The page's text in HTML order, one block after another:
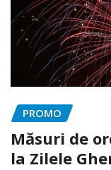
PROMO
Măsuri de
la Zilele